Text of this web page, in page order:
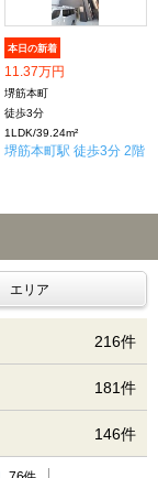
本日の新着
11.37万円
堺筋本町
徒歩3分
1LDK/39.24m²
堺筋本町駅 徒歩3分 2階
エリア
216件
181件
146件